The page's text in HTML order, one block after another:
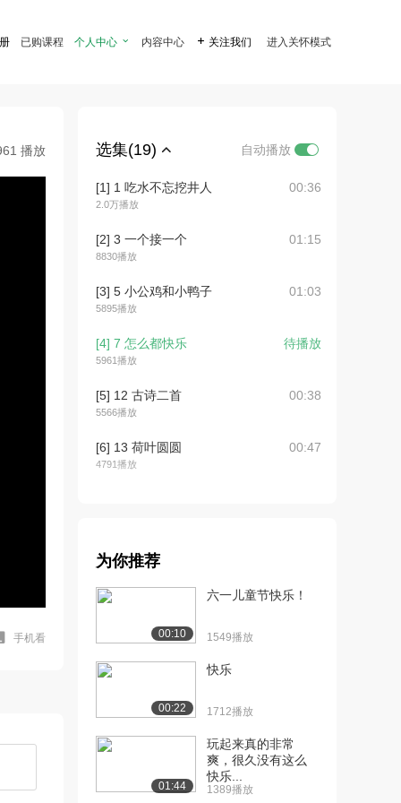
已购课程 个人中心  内容中心  关注我们 进入关怀模式
播放
手机看
选集(19) 自动播放
[1] 1 吃水不忘挖井人
2.0万播放
00:36
[2] 3 一个接一个
8830播放
01:15
[3] 5 小公鸡和小鸭子
5895播放
01:03
[4] 7 怎么都快乐
5961播放
待播放
[5] 12 古诗二首
5566播放
00:38
[6] 13 荷叶圆圆
4791播放
00:47
[8] 15 文具的家
3801播放
[9] 17 动物王国开大会 03:33
3877播放
[11] 19 棉花姑娘
[12] 小学语文一年级语文
下册 人教版 课...
7774播放
01:24
为你推荐
00:10
六一儿童节快乐！
1549播放
00:22
快乐
1712播放
01:44
玩起来真的非常
爽，很久没有这么
快乐...
1389播放